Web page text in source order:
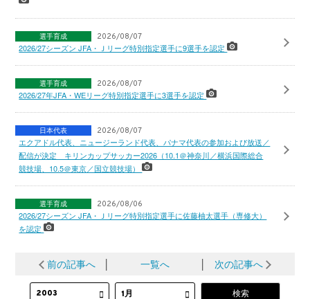
選手育成 2026/08/07
2026/27シーズン JFA・Ｊリーグ特別指定選手に9選手を認定
選手育成 2026/08/07
2026/27年JFA・WEリーグ特別指定選手に3選手を認定
日本代表 2026/08/07
エクアドル代表、ニュージーランド代表、パナマ代表の参加および放送／
配信が決定 キリンカップサッカー2026（10.1＠神奈川／横浜国際総合
競技場、10.5＠東京／国立競技場）
選手育成 2026/08/06
2026/27シーズン JFA・Ｊリーグ特別指定選手に佐藤柚太選手（専修大）
を認定
前の記事へ 一覧へ 次の記事へ